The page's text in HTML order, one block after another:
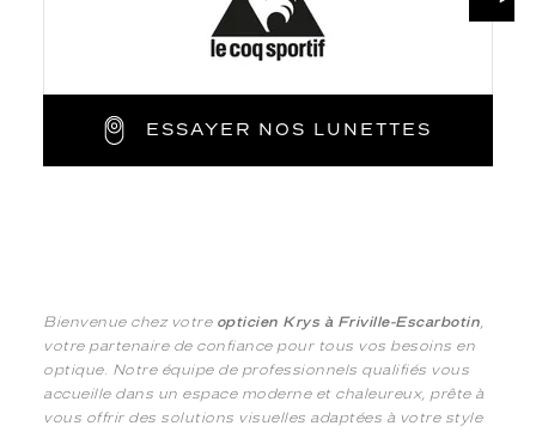
ESSAYER NOS LUNETTES
Bienvenue chez votre opticien Krys à Friville-Escarbotin,
votre partenaire de confiance pour tous vos besoins en
optique. Notre équipe de professionnels qualifiés vous
accueille dans un espace moderne et chaleureux, prête à
vous offrir des solutions visuelles adaptées à votre style